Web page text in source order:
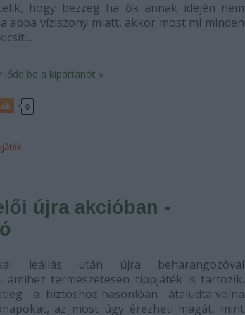
hogy bezzeg ha ők annak idején nem
abba víziszony miatt, akkor most mi minden
be a kipattanót »
0
újra akcióban -
leállás után újra beharangozóval
amihez természetesen tippjáték is tartozik.
- a 'biztoshoz hasonlóan - átaludta volna
az most úgy érezheti magát, mint